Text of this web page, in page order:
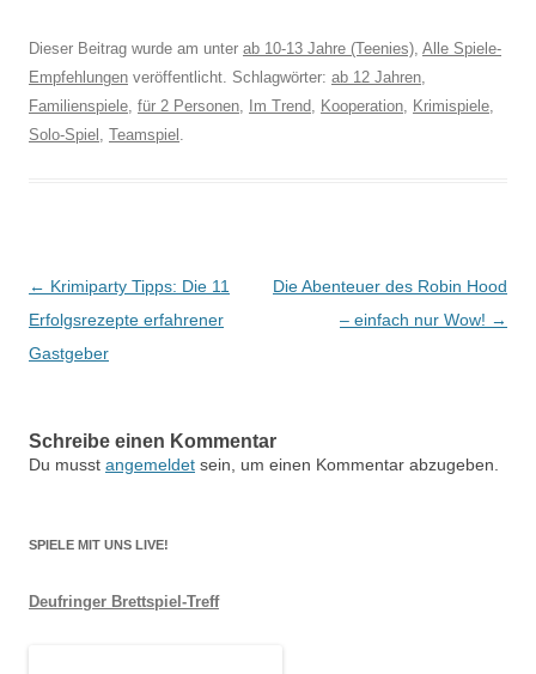
Dieser Beitrag wurde am unter ab 10-13 Jahre (Teenies) Alle Spiele-
Empfehlungen veröffentlicht. Schlagwörter: ab 12 Jahren
Familienspiele für 2 Personen Im Trend Kooperation Krimispiele
Solo-Spiel
Teamspiel
Beitragsnavigation
← Krimiparty Tipps: Die 11
Erfolgsrezepte erfahrener
Gastgeber
Die Abenteuer des Robin Hood
– einfach nur Wow! →
Schreibe einen Kommentar
Du musst angemeldet sein, um einen Kommentar abzugeben.
SPIELE MIT UNS LIVE!
Deufringer Brettspiel-Treff